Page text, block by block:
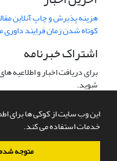
این وب سایت از کوکی ها برای
خدمات استفاده می کند.
متوجه
هزینه پذیرش و چاپ آنلاین
کوتاه شدن زمان فرایند داوری
اشتراک خبرنامه
برای دریافت اخبار و
شوید.